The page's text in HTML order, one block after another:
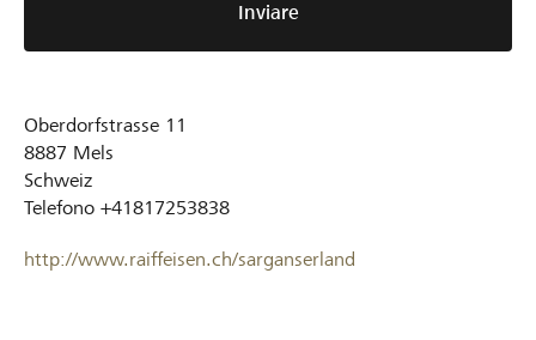
Inviare
Oberdorfstrasse 11
8887 Mels
Schweiz
Telefono +41817253838
http://www.raiffeisen.ch/sarganserland